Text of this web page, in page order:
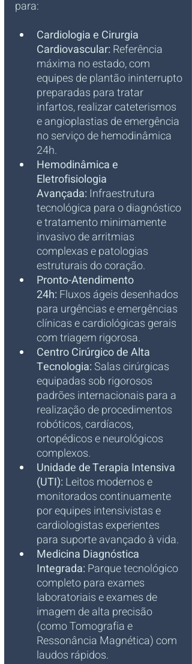
para:
Cardiologia e Cirurgia
Cardiovascular: Referência
máxima no estado, com
equipes de plantão ininterrupto
preparadas para tratar
infartos, realizar cateterismos
e angioplastias de emergência
no serviço de hemodinâmica
24h.
Hemodinâmica e
Eletrofisiologia
Avançada: Infraestrutura
tecnológica para o diagnóstico
e tratamento minimamente
invasivo de arritmias
complexas e patologias
estruturais do coração.
Pronto-Atendimento
24h: Fluxos ágeis desenhados
para urgências e emergências
clínicas e cardiológicas gerais
com triagem rigorosa.
Centro Cirúrgico de Alta
Tecnologia: Salas cirúrgicas
equipadas sob rigorosos
padrões internacionais para a
realização de procedimentos
robóticos, cardíacos,
ortopédicos e neurológicos
complexos.
Unidade de Terapia Intensiva
(UTI): Leitos modernos e
monitorados continuamente
por equipes intensivistas e
cardiologistas experientes
para suporte avançado à vida.
Medicina Diagnóstica
Integrada: Parque tecnológico
completo para exames
laboratoriais e exames de
imagem de alta precisão
(como Tomografia e
Ressonância Magnética) com
laudos rápidos.